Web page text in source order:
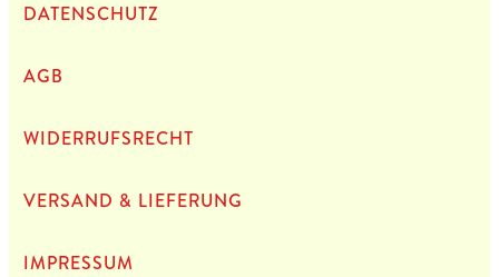
DATEN­SCHUTZ
AGB
WIDERRUFSRECHT
VERSAND & LIEFERUNG
IMPRES­SUM